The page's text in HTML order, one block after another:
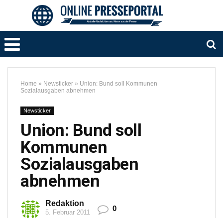
Home » Newsticker » Union: Bund soll Kommunen
Sozialausgaben abnehmen
Newsticker
Union: Bund soll
Kommunen
Sozialausgaben
abnehmen
Redaktion
5. Februar 2011 0